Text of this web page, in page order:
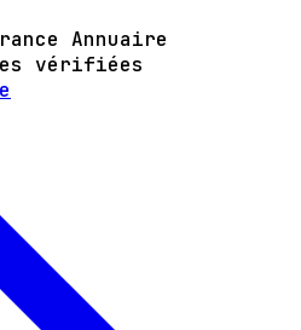
Annuaire
vérifiées